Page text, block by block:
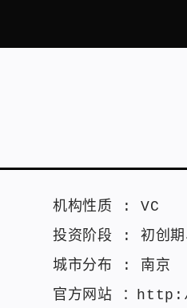
机构性质 : VC
投资阶段 : 初创期
城市分布 :
南京
官方网站 ：